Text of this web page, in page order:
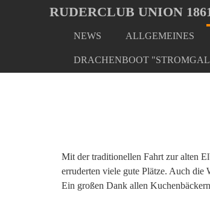
Oops, an error occurred! Code:
main
RUDERCLUB UNION
NEWS ALLGEMEINES
DRACHENBOOT
here:
Mit der traditionellen Fahrt zur alten
erruderten viele gute Plätze. Auch die
Ein großen Dank allen